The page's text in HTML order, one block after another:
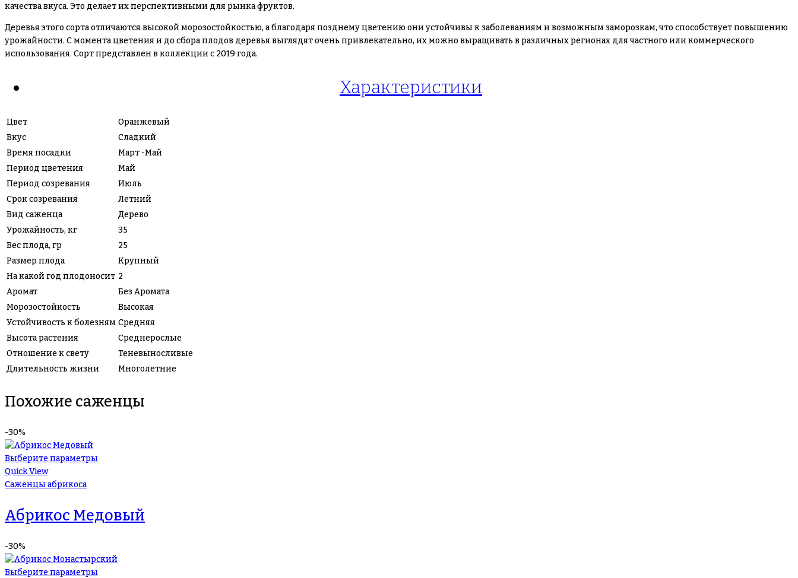
качества вкуса. Это делает их перспективными для рынка фруктов.
Деревья этого сорта отличаются высокой морозостойкостью, а благодаря позднему цветению они устойчивы к заболеваниям и возможным заморозкам, что способствует повышению
урожайности. С момента цветения и до сбора плодов деревья выглядят очень привлекательно, их можно выращивать в различных регионах для частного или коммерческого
использования. Сорт представлен в коллекции с 2019 года.
Характеристики
Цвет
Оранжевый
Вкус
Сладкий
Время посадки
Март -Май
Период цветения
Май
Период созревания
Июль
Срок созревания
Летний
Вид саженца
Дерево
Урожайность, кг
35
Вес плода, гр
25
Размер плода
Крупный
На какой год плодоносит 2
Аромат
Без Аромата
Морозостойкость
Высокая
Устойчивость к болезням Средняя
Высота растения
Среднерослые
Отношение к свету
Теневыносливые
Длительность жизни
Многолетние
Похожие саженцы
-30%
Выберите параметры
Quick View
Саженцы абрикоса
Абрикос Медовый
-30%
Выберите параметры